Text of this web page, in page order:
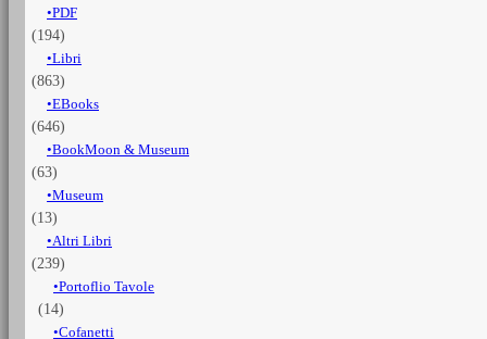
PDF
(194)
Libri
(863)
EBooks
(646)
BookMoon & Museum
(63)
Museum
(13)
Altri Libri
(239)
Portoflio Tavole
(14)
Cofanetti